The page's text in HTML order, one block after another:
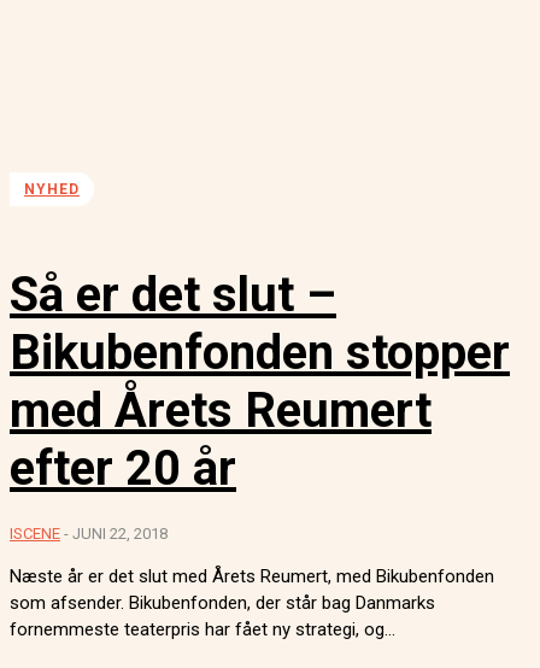
NYHED
Så er det slut –
Bikubenfonden stopper
med Årets Reumert
efter 20 år
ISCENE - JUNI 22, 2018
Næste år er det slut med Årets Reumert, med Bikubenfonden
som afsender. Bikubenfonden, der står bag Danmarks
fornemmeste teaterpris har fået ny strategi, og...